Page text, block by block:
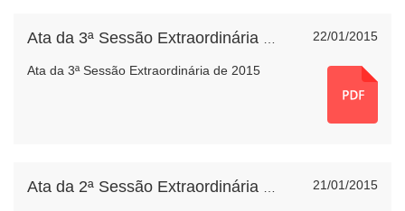
22/01/2015
Ata da 3ª Sessão Extraordinária de 2015
21/01/2015